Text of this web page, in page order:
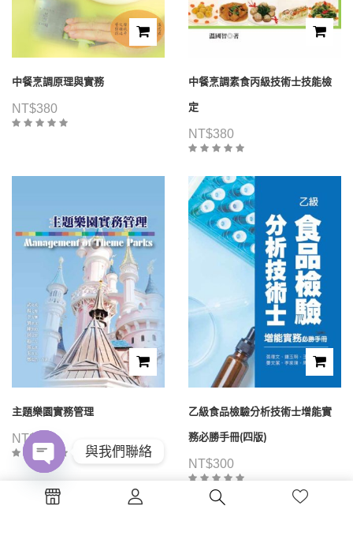
中餐烹調原理與實務
NT$380
中餐烹調素食丙級技術士技能檢
定
NT$380
主題樂園實務管理
NT$ 480
乙級食品檢驗分析技術士增能實
務必勝手冊(四版)
NT$300
與我們聯絡
chaty